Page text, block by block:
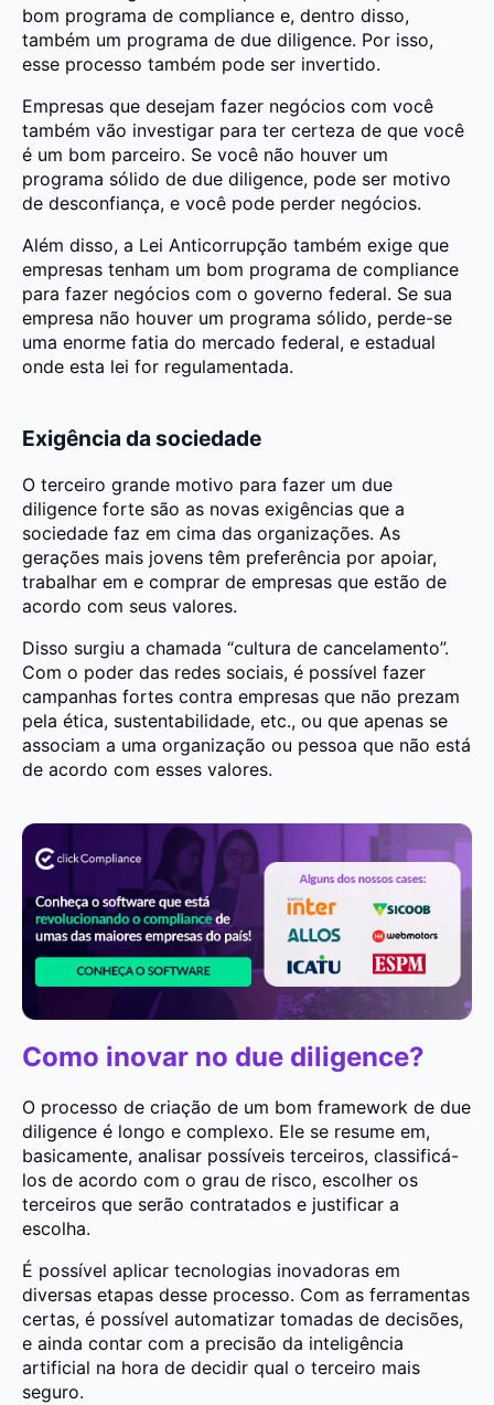
bom programa de compliance e, dentro disso,
também um programa de due diligence. Por isso,
esse processo também pode ser invertido.
Empresas que desejam fazer negócios com você
também vão investigar para ter certeza de que você
é um bom parceiro. Se você não houver um
programa sólido de due diligence, pode ser motivo
de desconfiança, e você pode perder negócios.
Além disso, a Lei Anticorrupção também exige que
empresas tenham um bom programa de compliance
para fazer negócios com o governo federal. Se sua
empresa não houver um programa sólido, perde-se
uma enorme fatia do mercado federal, e estadual
onde esta lei for regulamentada.
Exigência da sociedade
O terceiro grande motivo para fazer um due
diligence forte são as novas exigências que a
sociedade faz em cima das organizações. As
gerações mais jovens têm preferência por apoiar,
trabalhar em e comprar de empresas que estão de
acordo com seus valores.
Disso surgiu a chamada “cultura de cancelamento”.
Com o poder das redes sociais, é possível fazer
campanhas fortes contra empresas que não prezam
pela ética, sustentabilidade, etc., ou que apenas se
associam a uma organização ou pessoa que não está
de acordo com esses valores.
Como inovar no due diligence?
O processo de criação de um bom framework de due
diligence é longo e complexo. Ele se resume em,
basicamente, analisar possíveis terceiros, classificá-
los de acordo com o grau de risco, escolher os
terceiros que serão contratados e justificar a
escolha.
É possível aplicar tecnologias inovadoras em
diversas etapas desse processo. Com as ferramentas
certas, é possível automatizar tomadas de decisões,
e ainda contar com a precisão da inteligência
artificial na hora de decidir qual o terceiro mais
seguro.